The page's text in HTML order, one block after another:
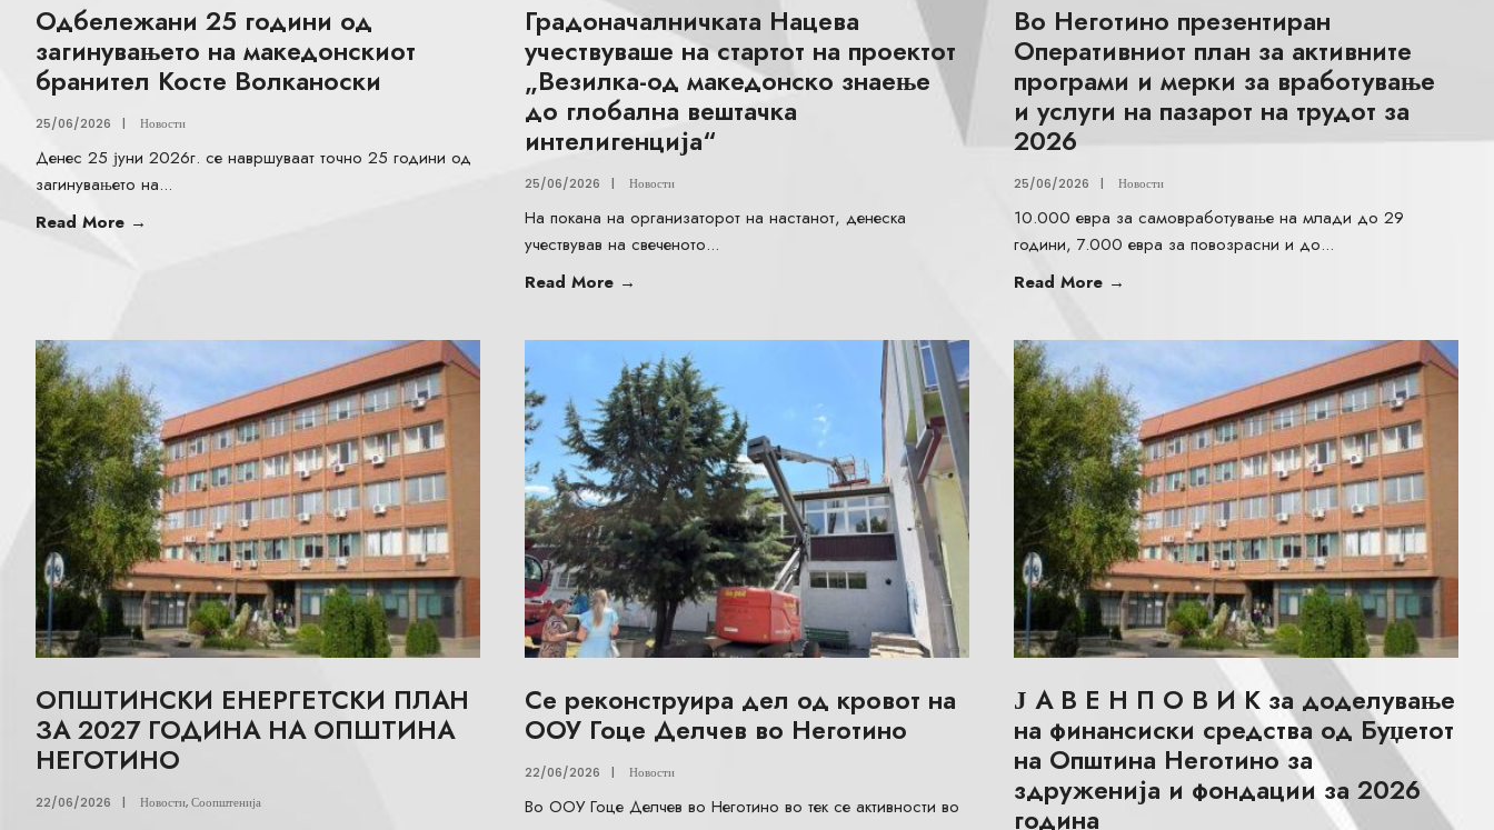
Одбележани 25 години од
загинувањето на македонскиот
бранител Косте Волканоски
25/06/2026 | Новости
Денес 25 јуни 2026г. се навршуваат точно 25 години од
загинувањето на...
Read More →
Градоначалничката Нацева
учествуваше на стартот на проектот
„Везилка-од македонско знаење
до глобална вештачка
интелигенција“
25/06/2026 | Новости
На покана на организаторот на настанот, денеска
учествував на свеченото...
Read More →
Во Неготино презентиран
Оперативниот план за активните
програми и мерки за вработување
и услуги на пазарот на трудот за
2026
25/06/2026 | Новости
10.000 евра за самовработување на млади до 29
години, 7.000 евра за повозрасни и до...
Read More →
ОПШТИНСКИ ЕНЕРГЕТСКИ ПЛАН
ЗА 2027 ГОДИНА НА ОПШТИНА
НЕГОТИНО
22/06/2026 | Новости,Соопштенија
Се реконструира дел од кровот на
ООУ Гоце Делчев во Неготино
22/06/2026 | Новости
Во ООУ Гоце Делчев во Неготино во тек се активности во
Ј А В Е Н П О В И К за доделување
на финансиски средства од Буџетот
на Општина Неготино за
здруженија и фондации за 2026
година